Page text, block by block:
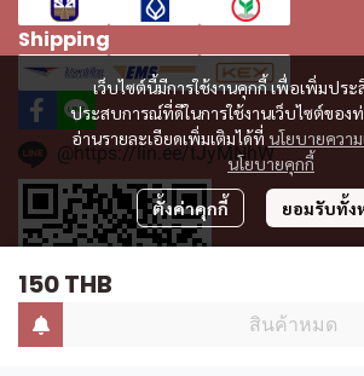
150 THB
สินค้าหมด
เว็บไซต์นี้มีการใช้งานคุกกี้ เพื่อเพิ่มปร
ประสบการณ์ที่ดีในการใช้งานเว็บไซต์ของ
อ่านรายละเอียดเพิ่มเติมได้ที่ นโยบายควา
นโยบายคุกกี้
ตั้งค่าคุกกี้ ยอมรับทั้ง
Shipping
@https://lin.ee/tJyMNhW